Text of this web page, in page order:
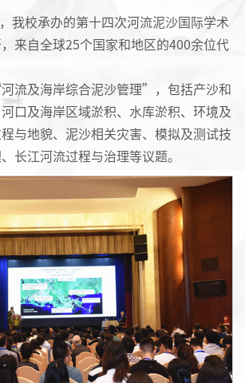
我校承办的第十四次河流泥沙国际学术
来自全球25个国家和地区的400余位代
流及海岸综合泥沙管理”，包括产沙和
口及海岸区域淤积、水库淤积、环境及
与地貌、泥沙相关灾害、模拟及测试技
长江河流过程与治理等议题。